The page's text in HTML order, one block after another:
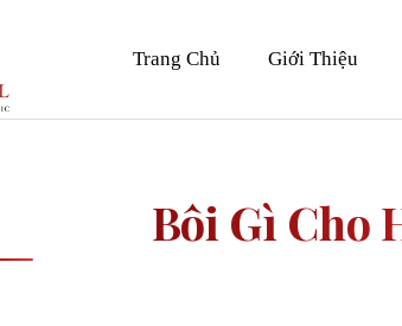
Trang Chủ Giới Thiệu
Bôi Gì Cho